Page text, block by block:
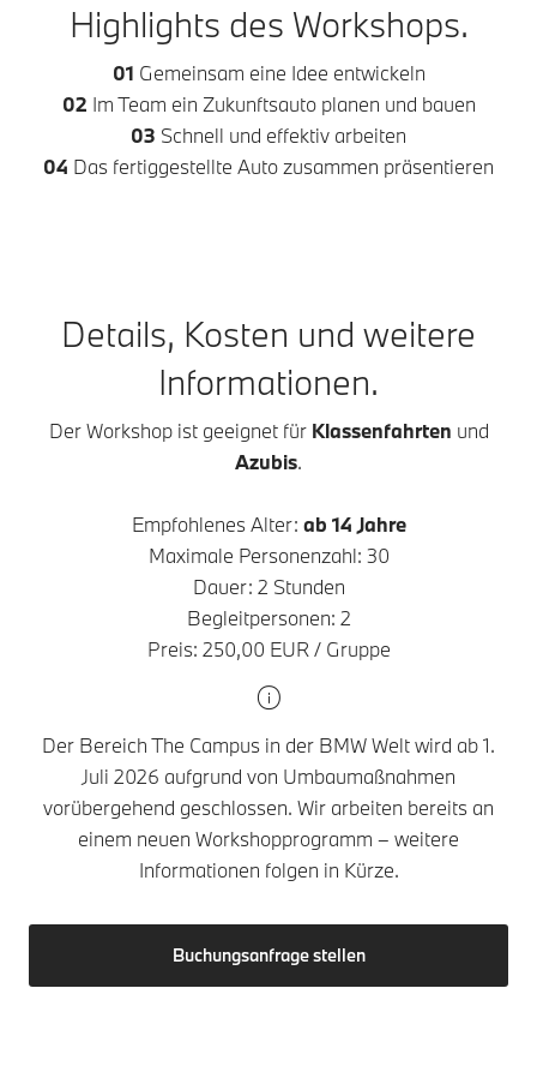
Highlights des Workshops.
01 Gemeinsam eine Idee entwickeln
02 Im Team ein Zukunftsauto planen und bauen
03 Schnell und effektiv arbeiten
04 Das fertiggestellte Auto zusammen präsentieren
Details, Kosten und weitere
Informationen.
Der Workshop ist geeignet für Klassenfahrten und
Azubis.
Empfohlenes Alter: ab 14 Jahre
Maximale Personenzahl: 30
Dauer: 2 Stunden
Begleitpersonen: 2
Preis: 250,00 EUR / Gruppe
Der Bereich The Campus in der BMW Welt wird ab 1.
Juli 2026 aufgrund von Umbaumaßnahmen
vorübergehend geschlossen. Wir arbeiten bereits an
einem neuen Workshopprogramm – weitere
Informationen folgen in Kürze.
Buchungsanfrage stellen